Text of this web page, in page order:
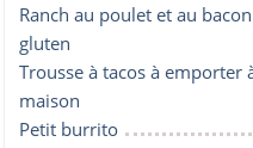
Ranch au poulet et au
gluten
Trousse à tacos à emporter
maison
Petit burrito